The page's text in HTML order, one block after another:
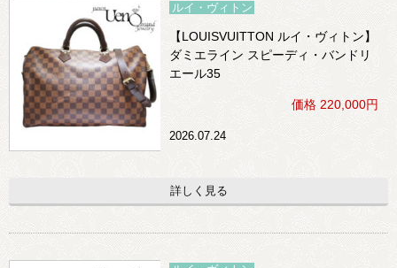
ルイ・ヴィトン
【LOUISVUITTON ルイ・ヴィトン】
ダミエライン スピーディ・バンドリ
エール35
価格 220,000円
2026.07.24
詳しく見る